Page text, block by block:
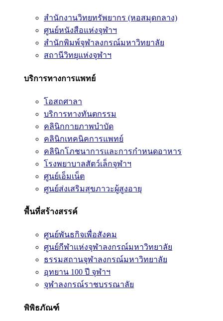
สำนักงานวิทยทรัพยากร (หอสมุดกลาง)
ศูนย์หนังสือแห่งจุฬาฯ
สำนักพิมพ์จุฬาลงกรณ์มหาวิทยาลัย
สถานีวิทยุแห่งจุฬาฯ
บริการทางการแพทย์
โอสถศาลา
บริการทางทันตกรรม
คลินิกกายภาพบำบัด
คลินิกเทคนิคการแพทย์
คลินิกโภชนาการและการกำหนดอาหาร
โรงพยาบาลสัตว์เล็กจุฬาฯ
ศูนย์เอ็มเน็ต
ศูนย์ส่งเสริมสุขภาวะผู้สูงอายุ
พื้นที่สร้างสรรค์
ศูนย์พันธกิจเพื่อสังคม
ศูนย์กีฬาแห่งจุฬาลงกรณ์มหาวิทยาลัย
ธรรมสถานจุฬาลงกรณ์มหาวิทยาลัย
อุทยาน 100 ปี จุฬาฯ
จุฬาลงกรณ์ราชบรรณาลัย
พิพิธภัณฑ์